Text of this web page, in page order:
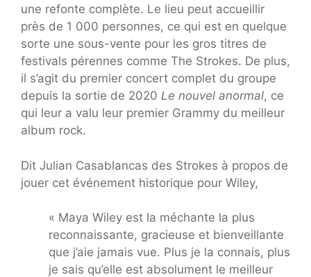
une refonte complète. Le lieu peut accueillir
près de 1 000 personnes, ce qui est en quelque
sorte une sous-vente pour les gros titres de
festivals pérennes comme The Strokes. De plus,
il s’agit du premier concert complet du groupe
depuis la sortie de 2020 Le nouvel anormal, ce
qui leur a valu leur premier Grammy du meilleur
album rock.
Dit Julian Casablancas des Strokes à propos de
jouer cet événement historique pour Wiley,
« Maya Wiley est la méchante la plus
reconnaissante, gracieuse et bienveillante
que j’aie jamais vue. Plus je la connais, plus
je sais qu’elle est absolument le meilleur